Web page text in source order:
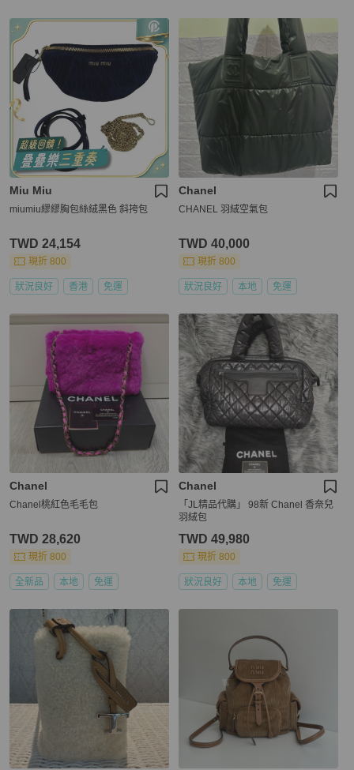
Miu Miu
miumiu繆繆胸包絲絨黑色 斜挎包
TWD 24,154
現折 800
狀況良好 香港 免運
Chanel
CHANEL 羽絨空氣包
TWD 40,000
現折 800
狀況良好 本地 免運
Chanel
Chanel桃紅色毛毛包
TWD 28,620
現折 800
全新品 本地 免運
Chanel
「JL精品代購」 98新 Chanel 香奈兒
羽絨包
TWD 49,980
現折 800
狀況良好 本地 免運